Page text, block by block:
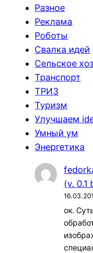
Разное
Реклама
Роботы
Свалка идей
Сельское
Транспорт
ТРИЗ
Туризм
Улучшаем
Умный ум
Энергетика
(v. 0.1
ок.